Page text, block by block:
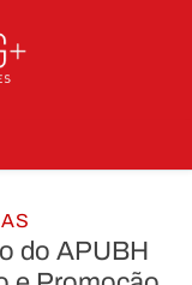
do APUBH